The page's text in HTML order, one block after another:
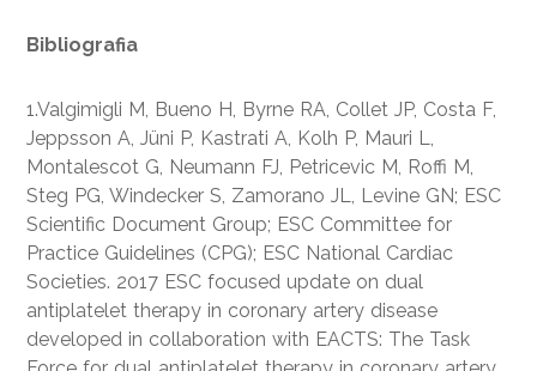
Bibliografia
1.Valgimigli M, Bueno H, Byrne RA, Collet JP, Costa F,
Jeppsson A, Jüni P, Kastrati A, Kolh P, Mauri L,
Montalescot G, Neumann FJ, Petricevic M, Roffi M,
Steg PG, Windecker S, Zamorano JL, Levine GN; ESC
Scientific Document Group; ESC Committee for
Practice Guidelines (CPG); ESC National Cardiac
Societies. 2017 ESC focused update on dual
antiplatelet therapy in coronary artery disease
developed in collaboration with EACTS: The Task